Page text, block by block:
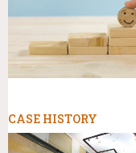
CASE HISTORY